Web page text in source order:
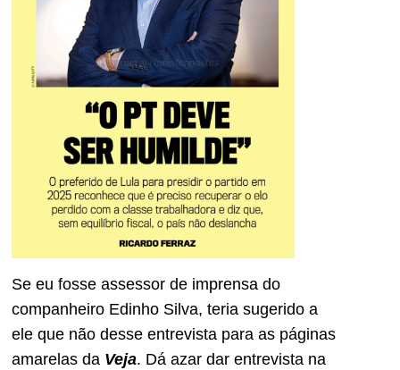
Se eu fosse assessor de imprensa do
companheiro Edinho Silva, teria sugerido a
ele que não desse entrevista para as páginas
amarelas da Veja. Dá azar dar entrevista na